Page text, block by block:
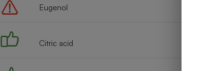
Eugenol
Citric acid